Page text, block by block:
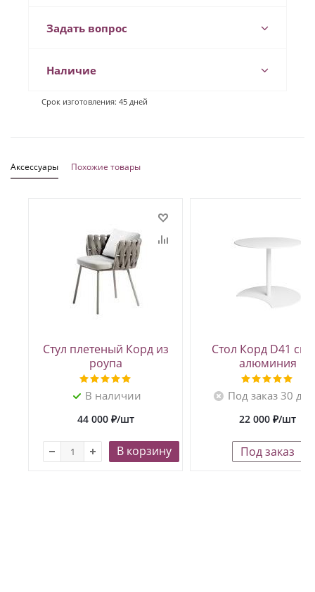
Задать вопрос
Наличие
Срок изготовления: 45 дней
Аксессуары Похожие товары
Стул плетеный Корд из
роупа
В наличии
44 000 ₽/шт
В корзину
Стол Корд D41 см
алюминия
Под заказ 30
22 000 ₽/шт
Под заказ